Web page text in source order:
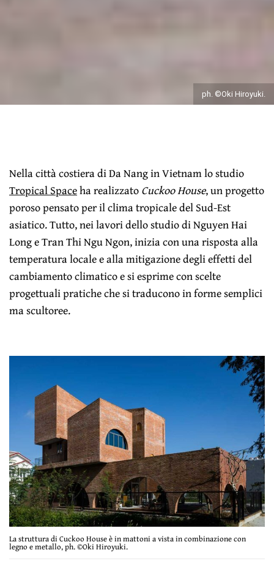
ph. ©Oki Hiroyuki.
Nella città costiera di Da Nang in Vietnam lo studio
Tropical Spaceha realizzatoCuckoo House, un progetto
poroso pensato per il clima tropicale del Sud-Est
asiatico. Tutto, nei lavori dello studio di Nguyen Hai
Long e Tran Thi Ngu Ngon, inizia con una risposta alla
temperatura locale e alla mitigazione degli effetti del
cambiamento climatico e si esprime con scelte
progettuali pratiche che si traducono in forme semplici
ma scultoree.
La struttura di Cuckoo House è in mattoni a vista in combinazione con
legno e metallo, ph. ©Oki Hiroyuki.